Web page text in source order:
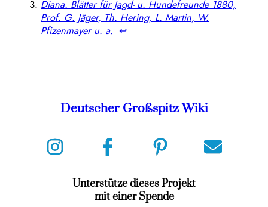
Diana. Blätter für Jagd- u. Hundefreunde 1880,
Prof. G. Jäger, Th. Hering, L. Martin, W.
Pfizenmayer u. a. ↩︎
Deutscher Großspitz Wiki
Unterstütze dieses Projekt
mit einer Spende